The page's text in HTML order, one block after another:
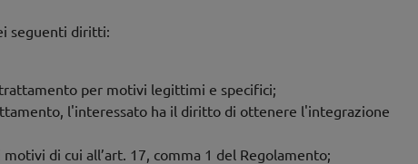
seguenti diritti:
per motivi legittimi e specifici;
l'interessato ha il diritto di ottenere l'integrazione
di cui all’art. 17, comma 1 del Regolamento;